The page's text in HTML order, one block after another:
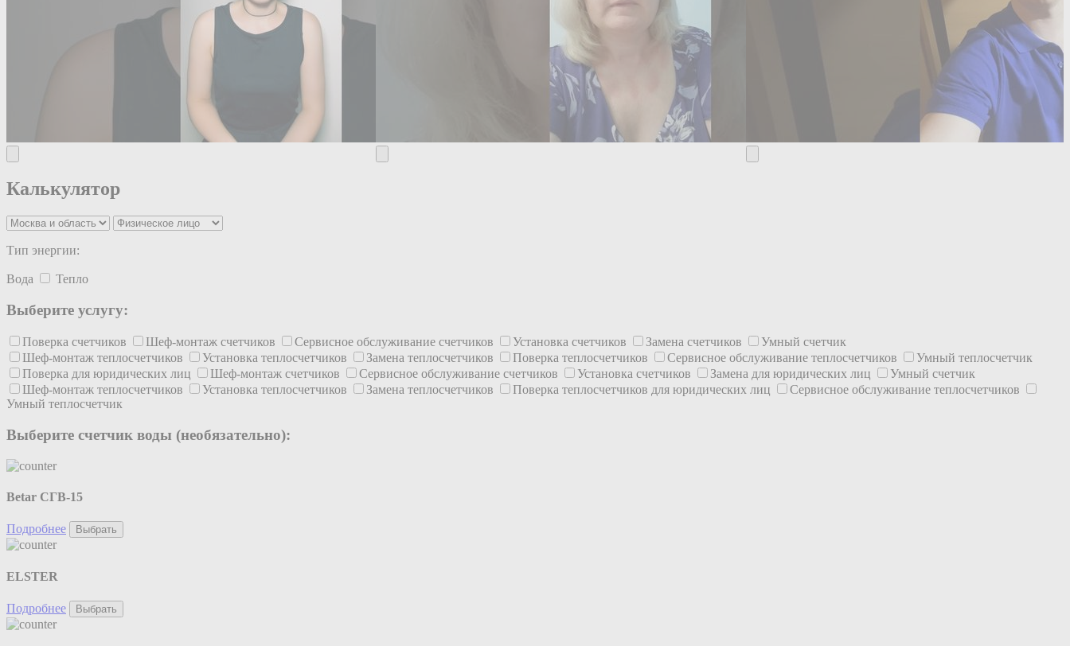
Калькулятор
Тип энергии:
Вода Тепло
Выберите услугу:
Поверка счетчиков Шеф-монтаж счетчиков Сервисное обслуживание счетчиков Установка счетчиков Замена счетчиков
Умный счетчик
Шеф-монтаж теплосчетчиков
Установка теплосчетчиков Замена теплосчетчиков Поверка теплосчетчиков Сервисное обслуживание теплосчетчиков
Умный теплосчетчик
Поверка для юридических лиц
Шеф-монтаж счетчиков Сервисное обслуживание счетчиков Установка счетчиков Замена для юридических лиц
Умный счетчик
Шеф-монтаж теплосчетчиков
Установка теплосчетчиков Замена теплосчетчиков Поверка теплосчетчиков для юридических лиц
Сервисное обслуживание теплосчетчиков
Умный теплосчетчик
Выберите счетчик воды (необязательно):
Betar СГВ-15
Подробнее Выбрать
ELSTER
Подробнее Выбрать